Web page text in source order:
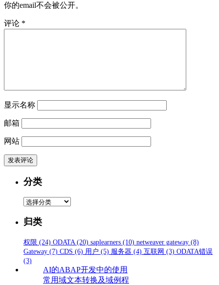
你的email不会被公开。
评论 *
显示名称
邮箱
网站
分类
分
归类
权限 (24) ODATA (20) saplearners (10) netweaver gateway (8)
Gateway (7) CDS (6) 用户 (5) 服务器 (4) 互联网 (3) ODATA错误
(3)
AI的ABAP开发中的使用
常用域文本转换及域例程